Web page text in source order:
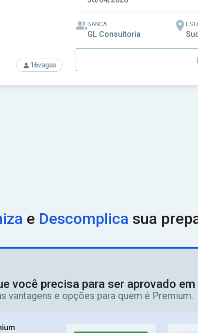
16vagas
BANCA
GL Consultoria
e Descomplica sua
você precisa para ser aprovado
vantagens e opções para quem é Premium.